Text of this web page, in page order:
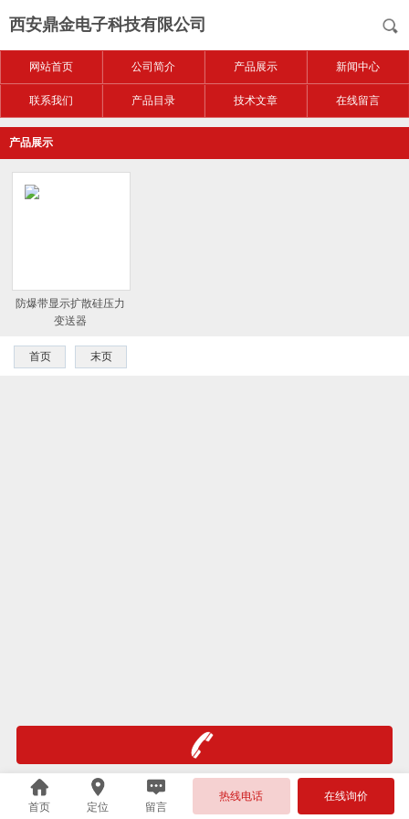
西安鼎金电子科技有限公司
网站首页 公司简介 产品展示 新闻中心
联系我们 产品目录 技术文章 在线留言
产品展示
防爆带显示扩散硅压力
变送器
首页 末页
首页 定位 留言
热线电话 在线询价